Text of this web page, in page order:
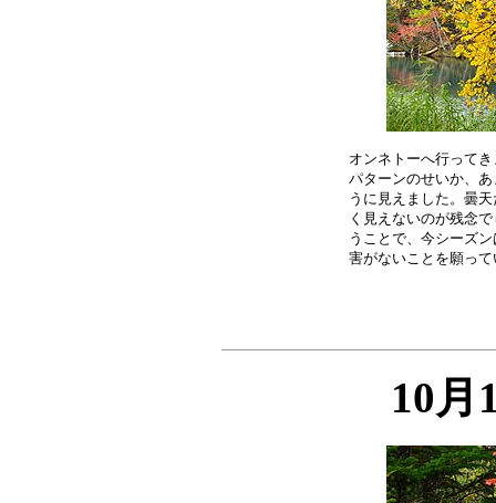
オンネトーへ行って
パターンのせいか、
うに見えました。曇
く見えないのが残念
うことで、今シーズ
10月